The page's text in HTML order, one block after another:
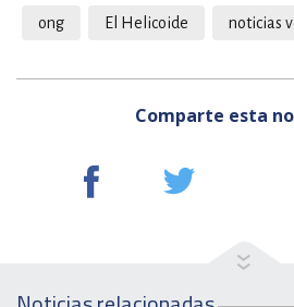
ong El Helicoide noticias
Comparte esta